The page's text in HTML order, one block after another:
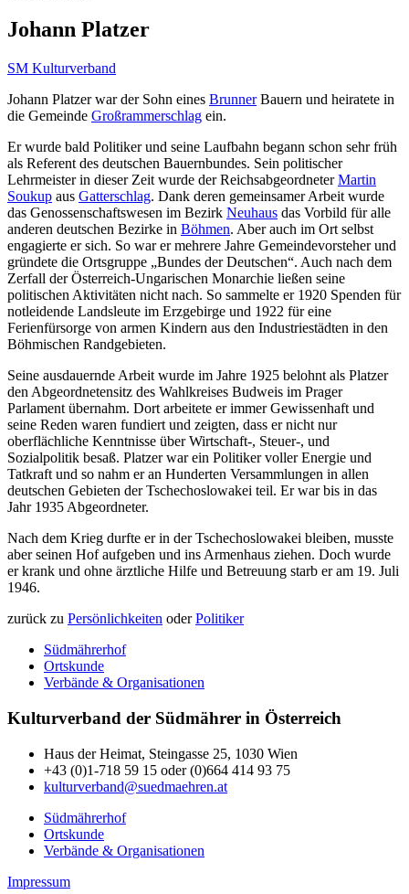
Johann Platzer
SM Kulturverband
Johann Platzer war der Sohn eines BrunnerBauern und heiratete in
die Gemeinde Großrammerschlag ein.
Er wurde bald Politiker und seine Laufbahn begann schon sehr früh
als Referent des deutschen Bauernbundes. Sein politischer
Lehrmeister in dieser Zeit wurde der ReichsabgeordneterMartin
Soukup aus Gatterschlag. Dank deren gemeinsamer Arbeit wurde
das Genossenschaftswesen im Bezirk Neuhaus das Vorbild für alle
anderen deutschen Bezirke in Böhmen. Aber auch im Ort selbst
engagierte er sich. So war er mehrere Jahre Gemeindevorsteher und
gründete die Ortsgruppe „Bundes der Deutschen“. Auch nach dem
Zerfall der Österreich-Ungarischen Monarchie ließen seine
politischen Aktivitäten nicht nach. So sammelte er 1920 Spenden für
notleidende Landsleute im Erzgebirge und 1922 für eine
Ferienfürsorge von armen Kindern aus den Industriestädten in den
Böhmischen Randgebieten.
Seine ausdauernde Arbeit wurde im Jahre 1925 belohnt als Platzer
den Abgeordnetensitz des Wahlkreises Budweis im Prager
Parlament übernahm. Dort arbeitete er immer Gewissenhaft und
seine Reden waren fundiert und zeigten, dass er nicht nur
oberflächliche Kenntnisse über Wirtschaft-, Steuer-, und
Sozialpolitik besaß. Platzer war ein Politiker voller Energie und
Tatkraft und so nahm er an Hunderten Versammlungen in allen
deutschen Gebieten der Tschechoslowakei teil. Er war bis in das
Jahr 1935 Abgeordneter.
Nach dem Krieg durfte er in der Tschechoslowakei bleiben, musste
aber seinen Hof aufgeben und ins Armenhaus ziehen. Doch wurde
er krank und ohne ärztliche Hilfe und Betreuung starb er am 19. Juli
1946.
zurück zu Persönlichkeiten oderPolitiker
Südmährerhof
Ortskunde
Verbände & Organisationen
Kulturverband der Südmährer in Österreich
Haus der Heimat, Steingasse 25, 1030 Wien
+43 (0)1-718 59 15 oder (0)664 414 93 75
kulturverband@suedmaehren.at
Südmährerhof
Ortskunde
Verbände & Organisationen
Impressum